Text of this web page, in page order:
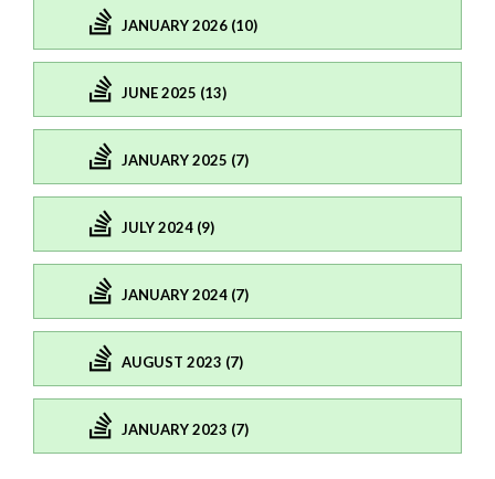
JANUARY 2026 (10)
JUNE 2025 (13)
JANUARY 2025 (7)
JULY 2024 (9)
JANUARY 2024 (7)
AUGUST 2023 (7)
JANUARY 2023 (7)